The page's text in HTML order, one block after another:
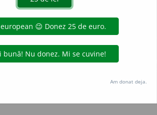
2026 dexonline (https://dexonline.ro)
inclusiv prin orice metode de extragere automată
excepția seturilor de date oferite oficial spre utilizare
Hosterion
Am donat deja.